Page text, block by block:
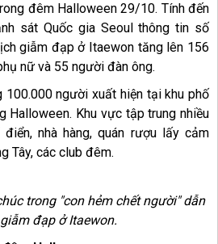
đêm Halloween 29/10. Tính đến
sát Quốc gia Seoul thông tin số
giẫm đạp ở Itaewon tăng lên 156
nữ và 55 người đàn ông.
100.000 người xuất hiện tại khu phố
Halloween. Khu vực tập trung nhiều
nhà hàng, quán rượu lấy cảm
Tây, các club đêm.
trong "con hẻm chết người" dẫn
đạp ở Itaewon.